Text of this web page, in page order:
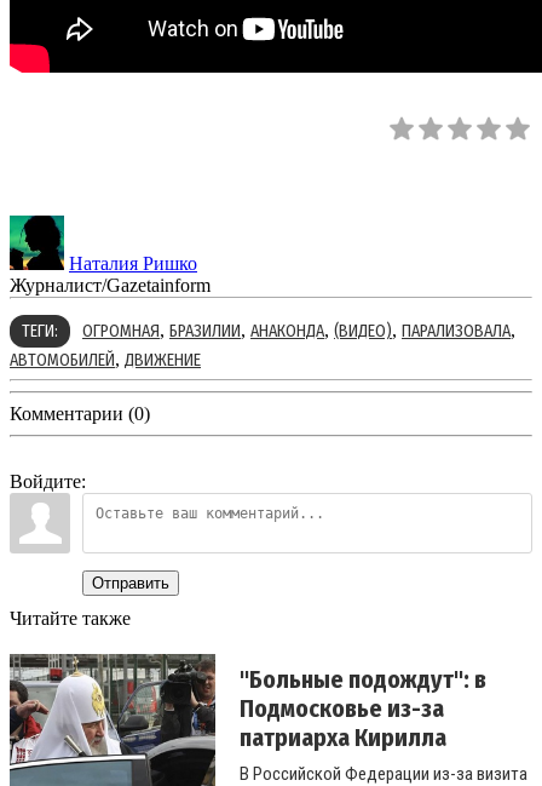
Наталия Ришко
Журналист/Gazetainform
ТЕГИ: ОГРОМНАЯ, БРАЗИЛИИ, АНАКОНДА, (ВИДЕО), ПАРАЛИЗОВАЛА,
АВТОМОБИЛЕЙ, ДВИЖЕНИЕ
Комментарии (0)
Войдите:
Отправить
Читайте также
"Больные подождут": в
Подмосковье из-за
патриарха Кирилла
парализ...
В Российской Федерации из-за визита